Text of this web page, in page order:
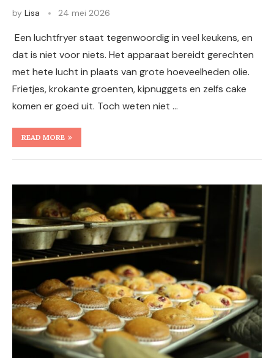
by Lisa 24 mei 2026
Een luchtfryer staat tegenwoordig in veel keukens, en
dat is niet voor niets. Het apparaat bereidt gerechten
met hete lucht in plaats van grote hoeveelheden olie.
Frietjes, krokante groenten, kipnuggets en zelfs cake
komen er goed uit. Toch weten niet …
READ MORE